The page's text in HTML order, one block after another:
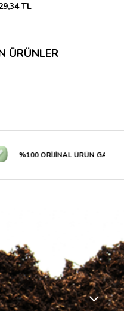
TL
ÜRÜNLER
%100 ORİJİNAL ÜRÜN GARANTİSİ